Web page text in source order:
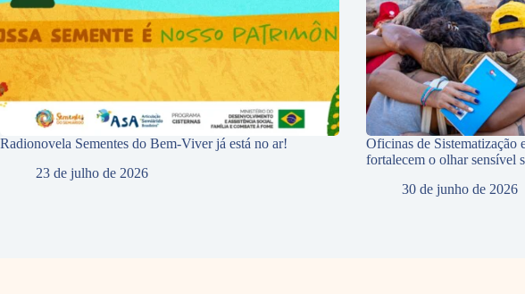
Radionovela Sementes do Bem-Viver já está no ar!
23 de julho de 2026
Oficinas de Sistematização
fortalecem o olhar sensível
30 de junho de 2026